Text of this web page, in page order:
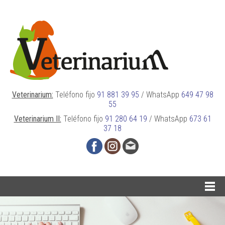
Veterinarium: Teléfono fijo 91 881 39 95 / WhatsApp 649 47 98
55
Veterinarium II: Teléfono fijo 91 280 64 19 / WhatsApp 673 61
37 18